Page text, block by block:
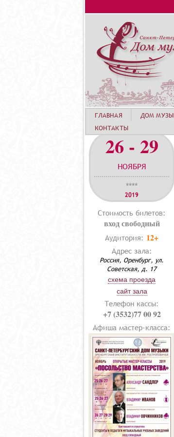
26 - 29
НОЯБРЯ
****
2019
Стоимость билетов:
вход свободный
Аудитория: 12+
Адрес зала:
Россия, Оренбург, ул.
Советская, д. 17
схема проезда
сайт зала
Телефон кассы:
+7 (3532)77 00 92
Афиша мастер-класса:
ГЛАВНАЯ ДОМ
КОНТАКТЫ